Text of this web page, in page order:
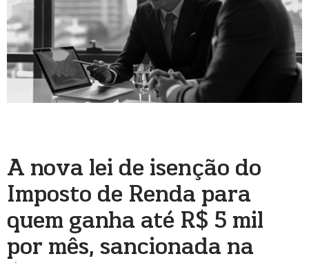
A nova lei de isenção do
Imposto de Renda para
quem ganha até R$ 5 mil
por mês, sancionada na